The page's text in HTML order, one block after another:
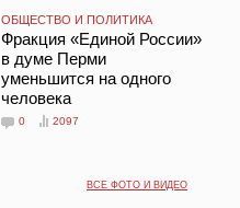
ОБЩЕСТВО И ПОЛИТИКА
Фракция «Единой России»
в думе Перми
уменьшится на одного
человека
0 2097
ВСЕ ФОТО И ВИДЕО